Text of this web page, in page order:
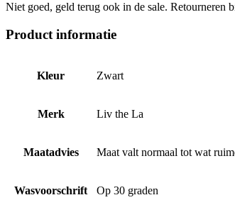
Niet goed, geld terug ook in de sale. Retourneren
Product informatie
Kleur Zwart
Merk Liv the La
Maatadvies Maat valt normaal tot wat
Wasvoorschrift Op 30 graden